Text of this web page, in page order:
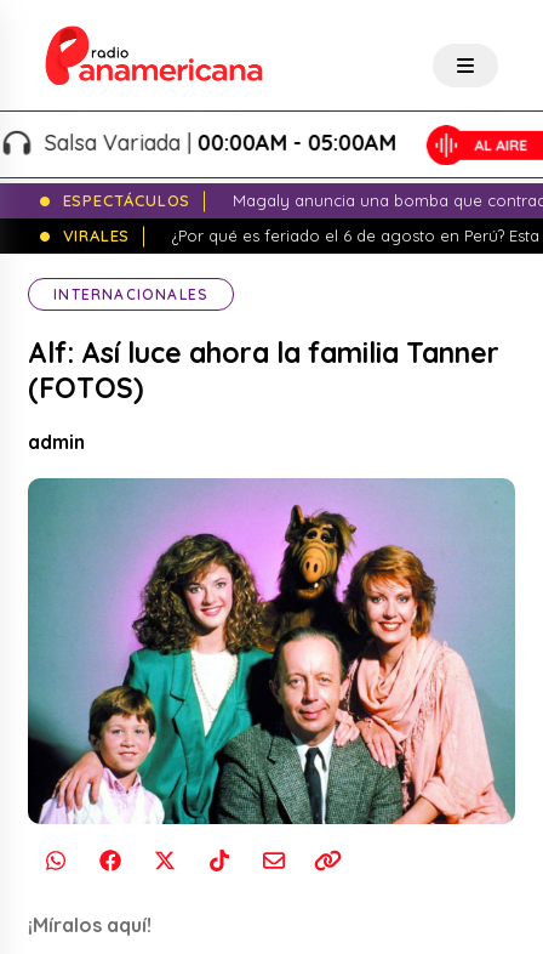
Variada |00:00AM - 05:00AM
ESPECTÁCULOS
Magaly anuncia una bomba que
VIRALES
¿Por qué es feriado el 6 de agosto en Perú?
INTERNACIONALES
Alf: Así luce ahora la familia Tanner
(FOTOS)
admin
¡Míralos aquí!